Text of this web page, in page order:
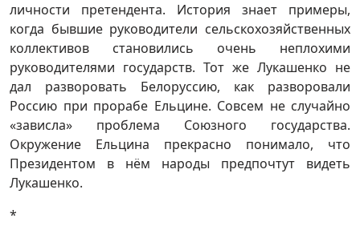
личности претендента. История знает примеры,
когда бывшие руководители сельскохозяйственных
коллективов становились очень неплохими
руководителями государств. Тот же Лукашенко не
дал разворовать Белоруссию, как разворовали
Россию при прорабе Ельцине. Совсем не случайно
«зависла» проблема Союзного государства.
Окружение Ельцина прекрасно понимало, что
Президентом в нём народы предпочтут видеть
Лукашенко.
*